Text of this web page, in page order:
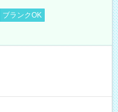
ブランクOK